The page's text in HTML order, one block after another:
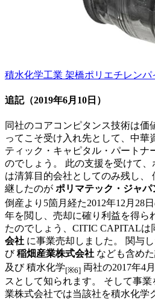
積水化学工業 架橋ポリエチレン
追記（2019年6月10日）
同社のコアコンピタンス技術は価
ってこそ受け入れ先として、中華
ティック・キャピタル・パートナ
のでしょう。 此の支援を受けて
は清算目的会社としてのみ残し、
継したのが ポリマテック・ジャパ
倒産より5箇月経た2012年12月28
年を閲し、売却に確り利益を得ら
たのでしょう、CITIC CAPITALは
会社 に事業売却しました。 関与
び稲畑産業株式会社 なども含め
及び 積水化学[※6] 両社の2017年4
スとして知られます。 そして事
業株式会社では当該社を積水化学